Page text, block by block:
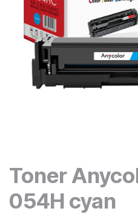
Toner
054H cyan